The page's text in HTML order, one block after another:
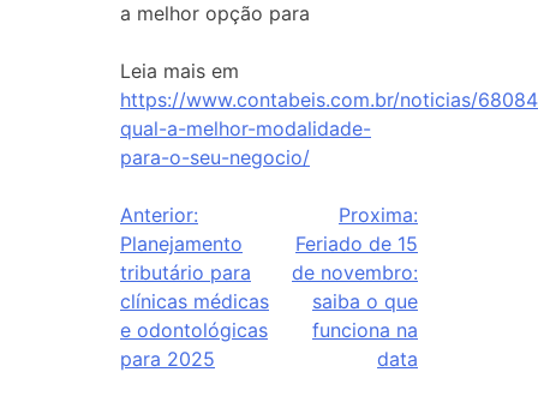
a melhor opção para
Leia mais em
https://www.contabeis.com.br/noticias/
qual-a-melhor-modalidade-
para-o-seu-negocio/
Anterior:
Planejamento
tributário para
clínicas médicas
e odontológicas
para 2025
Proxima:
Feriado de 15
de novembro:
saiba o que
funciona na
data